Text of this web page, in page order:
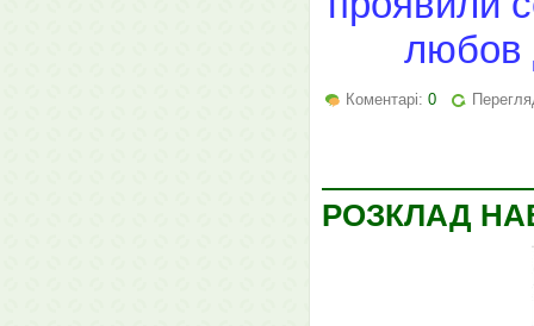
любов
Коментарі: 0
РОЗКЛАД